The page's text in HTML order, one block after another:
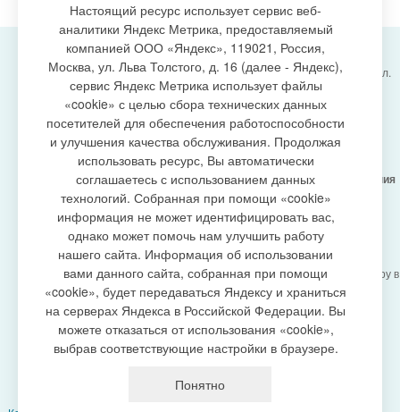
создание сайта
Администрация городского поселения Излучинск, ул.
Энергетиков, 6, пгт. Излучинск, Нижневартовский
район,
Ханты-Мансийский автономный округ-Югра
(Тюменская область), 628634
Сетевое изданиеhttps://www.gp-izluchinsk.ru
16+
Учредитель -Администрация городского поселения
Излучинск
Главный редактор - Бурич Денис Ярославович
Телефон/факс: (3466) 28-13-77 , e-mail:
admizl@rambler.ru
Сетевое изданиеhttps://www.gp-izluchinsk.ru
зарегистрировано Федеральной службой по надзору в
сфере связи,
информационных технологий и массовых
коммуникаций (Роскомнадзор), регистрационный
номер СМИ
ЭЛ № ФС77-87353 от 27.04.2024
персональных данных
Настоящий ресурс использует сервис веб-
аналитики Яндекс Метрика, предоставляемый
компанией ООО «Яндекс», 119021, Россия,
Москва, ул. Льва Толстого, д. 16 (далее - Яндекс),
сервис Яндекс Метрика использует файлы
«cookie» с целью сбора технических данных
посетителей для обеспечения работоспособности
и улучшения качества обслуживания. Продолжая
использовать ресурс, Вы автоматически
соглашаетесь с использованием данных
технологий. Собранная при помощи «cookie»
информация не может идентифицировать вас,
однако может помочь нам улучшить работу
нашего сайта. Информация об использовании
вами данного сайта, собранная при помощи
«cookie», будет передаваться Яндексу и храниться
на серверах Яндекса в Российской Федерации. Вы
можете отказаться от использования «cookie»,
выбрав соответствующие настройки в браузере.
Понятно